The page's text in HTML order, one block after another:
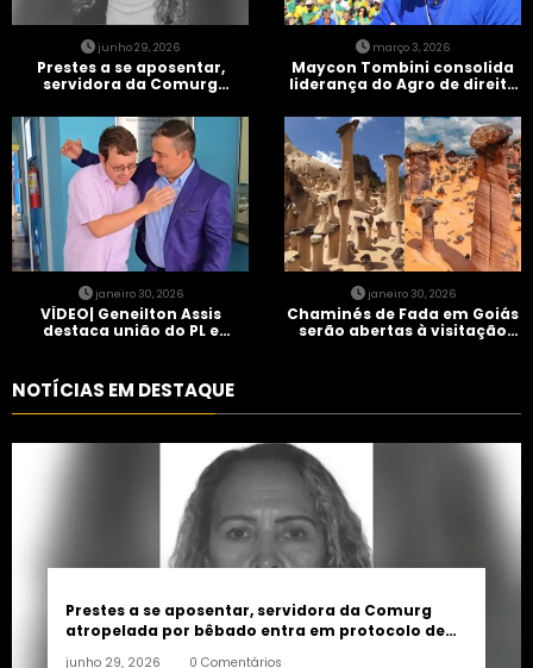
junho 29, 2026
Prestes a se aposentar,
servidora da Comurg
entra em protocolo de
morte encefálica
março 3, 2026
Maycon Tombini consolida
liderança do Agro de direita
Brasil” em Goiânia
janeiro 30, 2026
VÍDEO| Geneilton Assis
destaca união do PL e
janeiro 30, 2026
Chaminés de Fada em Goiás
serão abertas à visitação
NOTÍCIAS EM DESTAQUE
Prestes a se aposentar, servidora da Comurg
atropelada por bêbado entra em protocolo de
junho 29, 2026 0 Comentários